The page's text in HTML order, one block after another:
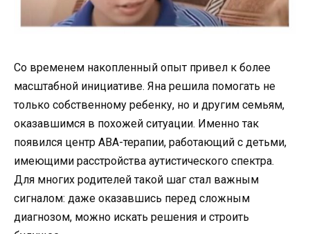
Со временем накопленный опыт привел к более
масштабной инициативе. Яна решила помогать не
только собственному ребенку, но и другим семьям,
оказавшимся в похожей ситуации. Именно так
появился центр ABA-терапии, работающий с детьми,
имеющими расстройства аутистического спектра.
Для многих родителей такой шаг стал важным
сигналом: даже оказавшись перед сложным
диагнозом, можно искать решения и строить